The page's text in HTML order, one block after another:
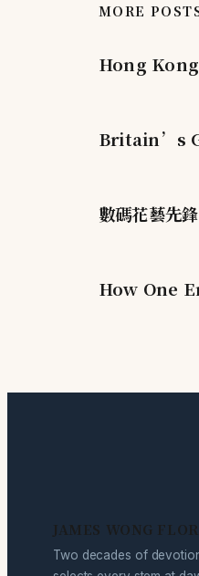
MORE
Hong
Britain’s
數碼花藝先
How One
JAMES WONG
Two decades of